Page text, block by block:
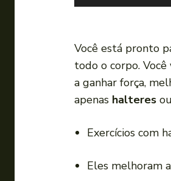
o
a
d
e
u
Você está pronto
todo o corpo.
a ganhar força,
apenas halteres
Exercícios com
Eles melhoram